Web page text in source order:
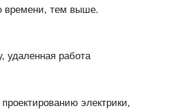
времени, тем выше.
удаленная работа
электрики,